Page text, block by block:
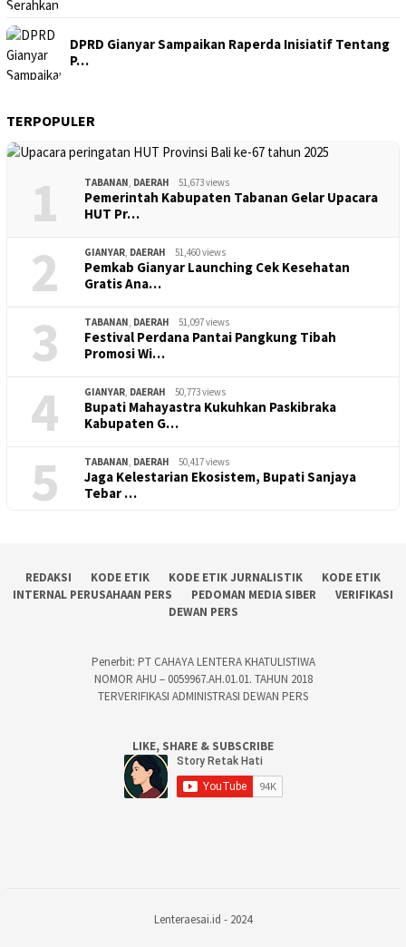
DPRD Gianyar Sampaikan Raperda Inisiatif Tentang
P…
TERPOPULER
1 TABANAN, DAERAH 51,673 views
Pemerintah Kabupaten Tabanan Gelar Upacara
HUT Pr…
2 GIANYAR, DAERAH 51,460 views
Pemkab Gianyar Launching Cek Kesehatan
Gratis Ana…
3 TABANAN, DAERAH 51,097 views
Festival Perdana Pantai Pangkung Tibah
Promosi Wi…
4 GIANYAR, DAERAH 50,773 views
Bupati Mahayastra Kukuhkan Paskibraka
Kabupaten G…
5 TABANAN, DAERAH 50,417 views
Jaga Kelestarian Ekosistem, Bupati Sanjaya
Tebar …
REDAKSI KODE ETIK KODE ETIK JURNALISTIK
KODE ETIK
INTERNAL PERUSAHAAN PERS
PEDOMAN MEDIA SIBER
VERIFIKASI
DEWAN PERS
Penerbit: PT CAHAYA LENTERA KHATULISTIWA
NOMOR AHU – 0059967.AH.01.01. TAHUN 2018
TERVERIFIKASI ADMINISTRASI DEWAN PERS
LIKE, SHARE & SUBSCRIBE
Lenteraesai.id - 2024